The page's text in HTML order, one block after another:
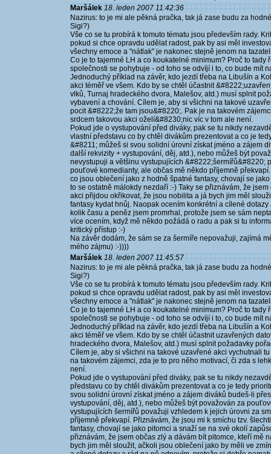
Maršálek 18. leden 2007 11:42:36
Nazirus: to je mi ale pěkná pračka, tak já zase budu za
Sigi?)
Vše co se tu probírá k tomuto tématu jsou především rady.
pokud si chce opravdu udělat radost, pak by asi měl
všechny emoce a "nátlak" je nakonec stejně jenom na
Co je to tajemné LH a co koukatelné minimum? Proč to tady
společnosti se pohybuje - od toho se odvíjí i to, co bude mít
Jednoduchý příklad na závěr, kdo jezdí třeba na Libušín a
akci téměř ve všem. Kdo by se chtěl účastnit
vlků, Turnaj hradeckého dvora, Malešov, atd.) musí splnit
vybavení a chování. Cílem je, aby si všichni na takové
pocit &#8222;že tam jsou&#8220;. Pak je na takovém
srdcem takovou akci oželí&#8230;nic víc v tom ale není.
Pokud jde o vystupování před diváky, pak se tu nikdy
vlastní představu co by chtěl divákům prezentovat a co je
&#8211; můžeš si svou solidní úrovní získat jméno a zájem
další rekvizity + vystupování, děj, atd.), nebo můžeš být
nevystupuji a většinu vystupujících &#8222;šermířů&#8220;
pouťové komedianty, ale občas mě někdo příjemně
co jsou oblečení jako z hodně špatné fantasy, chovají se
to se ostatně málokdy nezdaří :-) Taky se přiznávám, že
akci přijdou okřikovat, že jsou nobilita a já bych jim měl
fantasy kydat hnůj. Naopak ocením konkrétní a cílené
kolik času a peněz jsem promrhal, protože jsem se sám
více ocením, když mě někdo požádá o radu a pak si tu
kritický přístup :-)
Na závěr dodám, že sám se za šermíře nepovažuji, zajímá
mého zájmu) :-))))
Maršálek 18. leden 2007 11:45:57
Nazirus: to je mi ale pěkná pračka, tak já zase budu za
Sigi?)
Vše co se tu probírá k tomuto tématu jsou především rady.
pokud si chce opravdu udělat radost, pak by asi měl
všechny emoce a "nátlak" je nakonec stejně jenom na
Co je to tajemné LH a co koukatelné minimum? Proč to tady
společnosti se pohybuje - od toho se odvíjí i to, co bude mít
Jednoduchý příklad na závěr, kdo jezdí třeba na Libušín a
akci téměř ve všem. Kdo by se chtěl účastnit uzavřených
hradeckého dvora, Malešov, atd.) musí splnit požadavky
Cílem je, aby si všichni na takové uzavřené akci vychutnali
na takovém zájemci, zda je to pro něho motivací, či zda s
není.
Pokud jde o vystupování před diváky, pak se tu nikdy
představu co by chtěl divákům prezentovat a co je tedy
svou solidní úrovní získat jméno a zájem diváků budeš-li
vystupování, děj, atd.), nebo můžeš být považován za
vystupujících šermířů považuji vzhledem k jejich úrovni za
příjemně překvapí. Přiznávám, že jsou mi k smíchu tzv.
fantasy, chovají se jako pitomci a snaží se na své okolí
přiznávám, že jsem občas zlý a dávám bít pitomce, kteří mě
bych jim měl sloužit, ačkoli jsou oblečení jako by měli ve